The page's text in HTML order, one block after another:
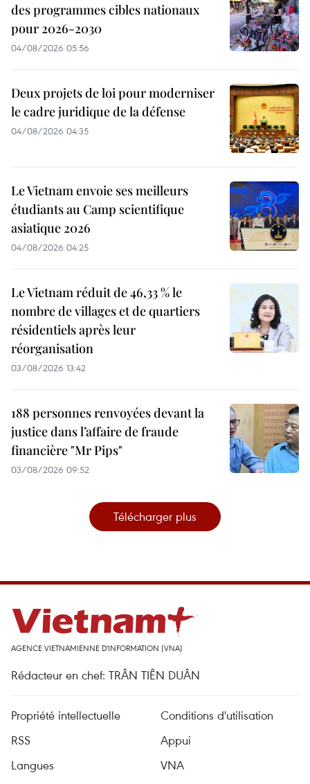
des programmes cibles nationaux
pour 2026-2030
04/08/2026 05:56
Deux projets de loi pour moderniser
le cadre juridique de la défense
04/08/2026 04:35
Le Vietnam envoie ses meilleurs
étudiants au Camp scientifique
asiatique 2026
04/08/2026 04:25
Le Vietnam réduit de 46,33 % le
nombre de villages et de quartiers
résidentiels après leur
réorganisation
03/08/2026 13:42
188 personnes renvoyées devant la
justice dans l’affaire de fraude
financière "Mr Pips"
03/08/2026 09:52
Télécharger plus
AGENCE VIETNAMIENNE D'INFORMATION (VNA)
Rédacteur en chef: TRÂN TIÊN DUÂN
Propriété intellectuelle
Conditions d'utilisation
RSS
Appui
Langues
VNA